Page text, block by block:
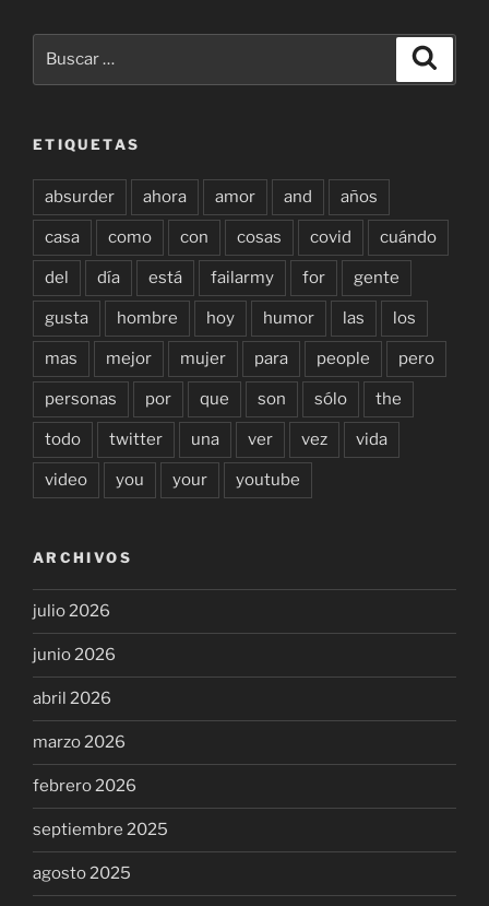
ETIQUETAS
absurder ahora amor and años
casa como con cosas covid cuándo
del día está failarmy for gente
gusta hombre hoy humor las los
mas mejor mujer para people pero
personas por que son sólo the
todo twitter una ver vez vida
video you your youtube
ARCHIVOS
julio 2026
junio 2026
abril 2026
marzo 2026
febrero 2026
septiembre 2025
agosto 2025